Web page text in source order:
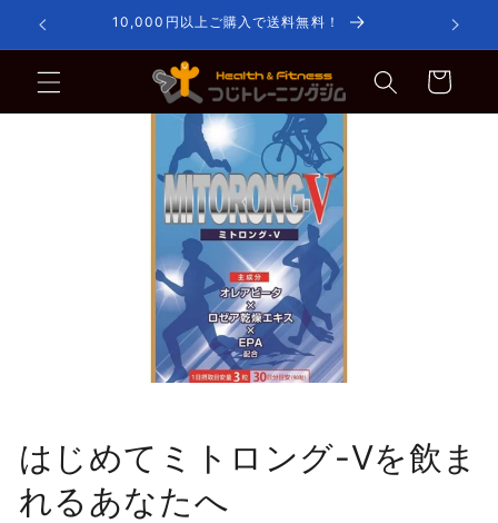
ンツに
進む
10,000円以上ご購入で送料無料！
カ
ー
ト
はじめてミトロング-Vを飲ま
れるあなたへ